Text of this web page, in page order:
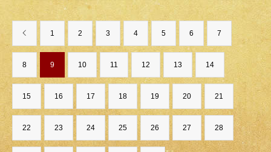
1 2 3 4 5 6 7
8 9 10 11 12 13 14
15 16 17 18 19 20 21
22 23 24 25 26 27 28